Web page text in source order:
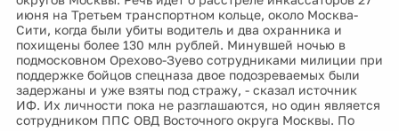
июня на Третьем транспортном кольце, около Москва-
Сити, когда были убиты водитель и два охранника и
похищены более 130 млн рублей. Минувшей ночью в
подмосковном Орехово-Зуево сотрудниками милиции при
поддержке бойцов спецназа двое подозреваемых были
задержаны и уже взяты под стражу, - сказал источник
ИФ. Их личности пока не разглашаются, но один является
сотрудником ППС ОВД Восточного округа Москвы. По